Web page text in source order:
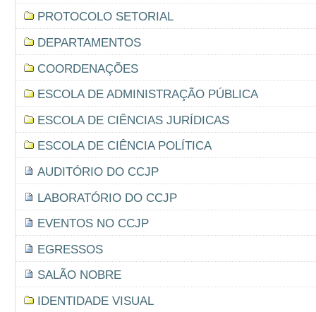
PROTOCOLO SETORIAL
DEPARTAMENTOS
COORDENAÇÕES
ESCOLA DE ADMINISTRAÇÃO PÚBLICA
ESCOLA DE CIÊNCIAS JURÍDICAS
ESCOLA DE CIÊNCIA POLÍTICA
AUDITÓRIO DO CCJP
LABORATÓRIO DO CCJP
EVENTOS NO CCJP
EGRESSOS
SALÃO NOBRE
IDENTIDADE VISUAL